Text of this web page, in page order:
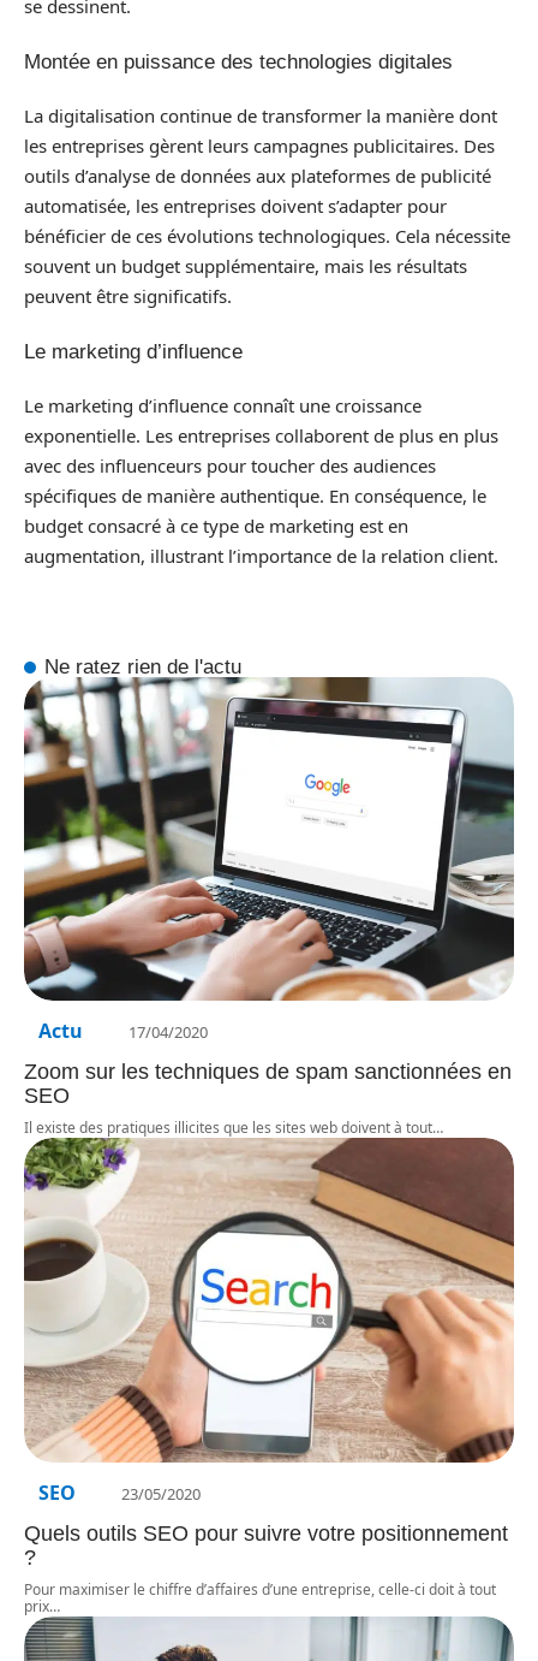
se dessinent.
Montée en puissance des technologies digitales
La digitalisation continue de transformer la manière dont
les entreprises gèrent leurs campagnes publicitaires. Des
outils d’analyse de données aux plateformes de publicité
automatisée, les entreprises doivent s’adapter pour
bénéficier de ces évolutions technologiques. Cela nécessite
souvent un budget supplémentaire, mais les résultats
peuvent être significatifs.
Le marketing d’influence
Le marketing d’influence connaît une croissance
exponentielle. Les entreprises collaborent de plus en plus
avec des influenceurs pour toucher des audiences
spécifiques de manière authentique. En conséquence, le
budget consacré à ce type de marketing est en
augmentation, illustrant l’importance de la relation client.
Ne ratez rien de l'actu
Actu 17/04/2020
Zoom sur les techniques de spam sanctionnées en
SEO
Il existe des pratiques illicites que les sites web doivent à tout…
SEO 23/05/2020
Quels outils SEO pour suivre votre positionnement
?
Pour maximiser le chiffre d’affaires d’une entreprise, celle-ci doit à tout
prix…